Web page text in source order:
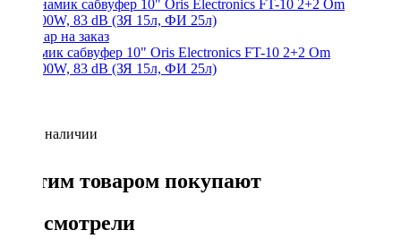
Динамик сабвуфер 10" Oris Electronics FT-10 2+2 Om
300/600W, 83 dB (ЗЯ 15л, ФИ 25л)
Нет в наличии
С этим товаром покупают
Вы смотрели